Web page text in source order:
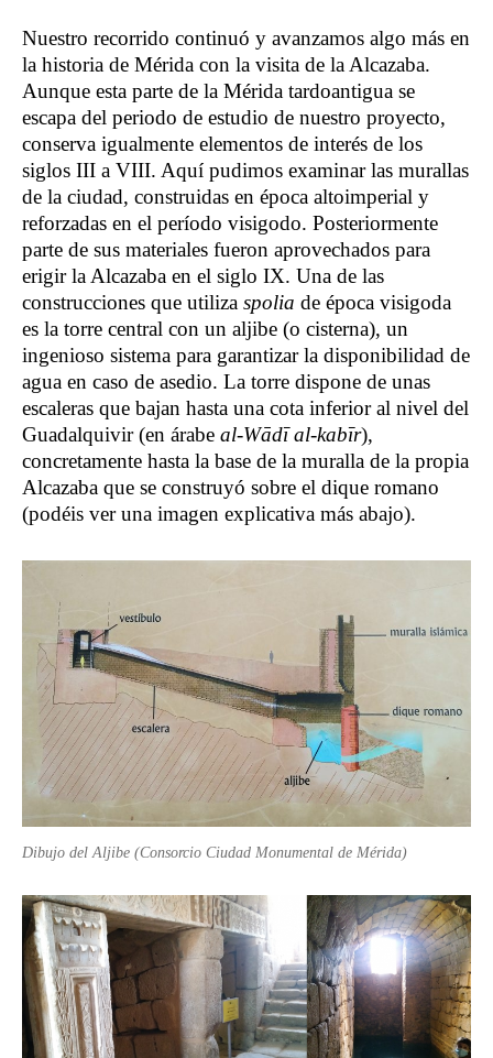
Nuestro recorrido continuó y avanzamos algo más en
la historia de Mérida con la visita de la Alcazaba.
Aunque esta parte de la Mérida tardoantigua se
escapa del periodo de estudio de nuestro proyecto,
conserva igualmente elementos de interés de los
siglos III a VIII. Aquí pudimos examinar las murallas
de la ciudad, construidas en época altoimperial y
reforzadas en el período visigodo. Posteriormente
parte de sus materiales fueron aprovechados para
erigir la Alcazaba en el siglo IX. Una de las
construcciones que utiliza spolia de época visigoda
es la torre central con un aljibe (o cisterna), un
ingenioso sistema para garantizar la disponibilidad de
agua en caso de asedio. La torre dispone de unas
escaleras que bajan hasta una cota inferior al nivel del
Guadalquivir (en árabe al-Wādī al-kabīr),
concretamente hasta la base de la muralla de la propia
Alcazaba que se construyó sobre el dique romano
(podéis ver una imagen explicativa más abajo).
Dibujo del Aljibe (Consorcio Ciudad Monumental de Mérida)